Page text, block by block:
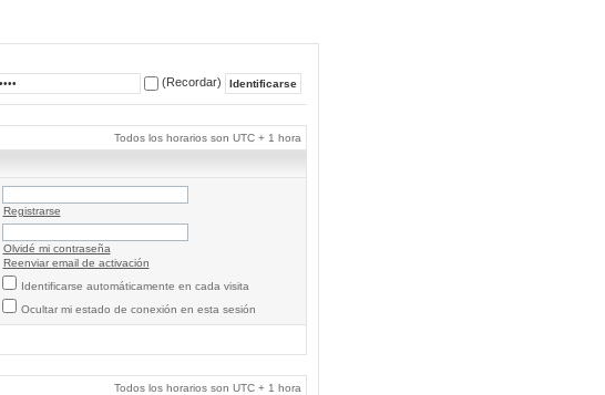
(Recordar)
Todos los horarios son UTC + 1 hora
Registrarse
Olvidé mi contraseña
Reenviar email de activación
Identificarse automáticamente en cada visita
Ocultar mi estado de conexión en esta sesión
Todos los horarios son UTC + 1 hora